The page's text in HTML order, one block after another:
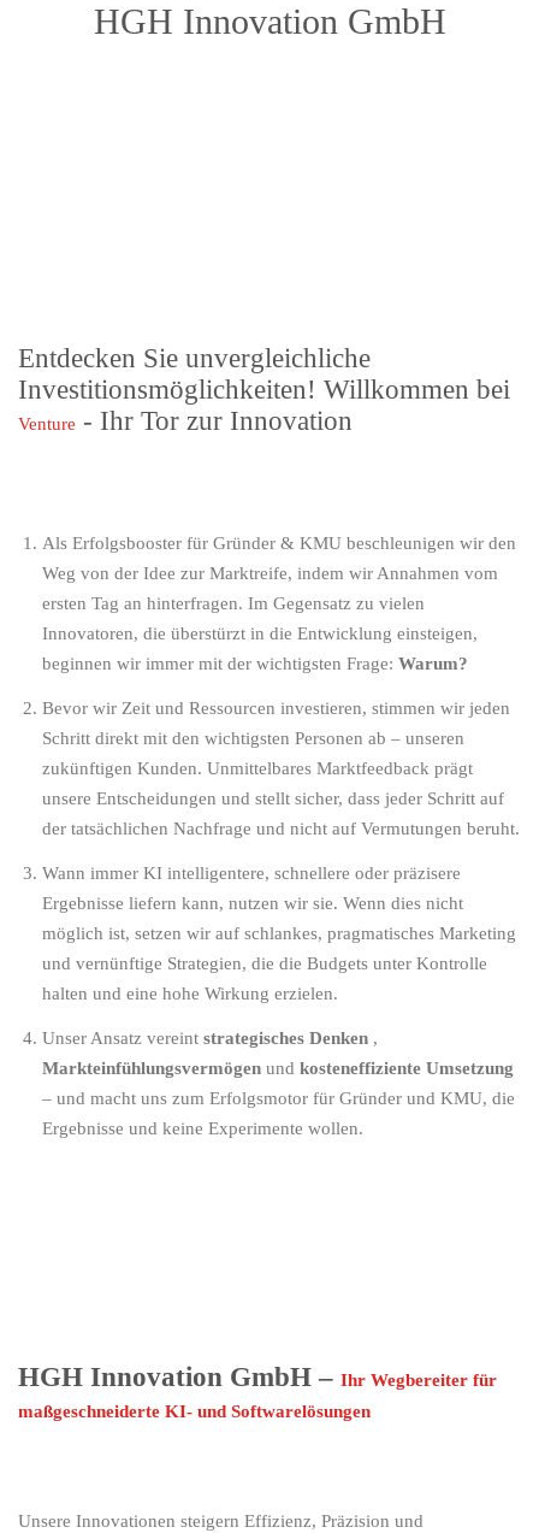
HGH Innovation GmbH
Entdecken Sie unvergleichliche
Investitionsmöglichkeiten! Willkommen bei
Venture - Ihr Tor zur Innovation
Als Erfolgsbooster für Gründer & KMU beschleunigen wir den
Weg von der Idee zur Marktreife, indem wir Annahmen vom
ersten Tag an hinterfragen. Im Gegensatz zu vielen
Innovatoren, die überstürzt in die Entwicklung einsteigen,
beginnen wir immer mit der wichtigsten Frage: Warum?
Bevor wir Zeit und Ressourcen investieren, stimmen wir jeden
Schritt direkt mit den wichtigsten Personen ab – unseren
zukünftigen Kunden. Unmittelbares Marktfeedback prägt
unsere Entscheidungen und stellt sicher, dass jeder Schritt auf
der tatsächlichen Nachfrage und nicht auf Vermutungen beruht.
Wann immer KI intelligentere, schnellere oder präzisere
Ergebnisse liefern kann, nutzen wir sie. Wenn dies nicht
möglich ist, setzen wir auf schlankes, pragmatisches Marketing
und vernünftige Strategien, die die Budgets unter Kontrolle
halten und eine hohe Wirkung erzielen.
Unser Ansatz vereint strategisches Denken ,
Markteinfühlungsvermögen und kosteneffiziente Umsetzung
– und macht uns zum Erfolgsmotor für Gründer und KMU, die
Ergebnisse und keine Experimente wollen.
HGH Innovation GmbH – Ihr Wegbereiter für
maßgeschneiderte KI- und Softwarelösungen
Unsere Innovationen steigern Effizienz, Präzision und